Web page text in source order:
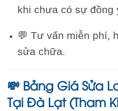
khi chưa có sự đồng
💬 Tư vấn miễn phí,
sửa chữa.
💸 Bảng Giá Sửa
Tại Đà Lạt (Tham